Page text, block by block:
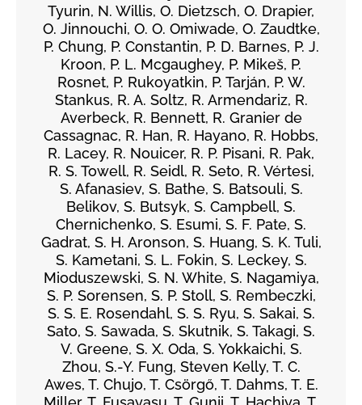
Tyurin, N. Willis, O. Dietzsch, O. Drapier,
O. Jinnouchi, O. O. Omiwade, O. Zaudtke,
P. Chung, P. Constantin, P. D. Barnes, P. J.
Kroon, P. L. Mcgaughey, P. Mikeš, P.
Rosnet, P. Rukoyatkin, P. Tarján, P. W.
Stankus, R. A. Soltz, R. Armendariz, R.
Averbeck, R. Bennett, R. Granier de
Cassagnac, R. Han, R. Hayano, R. Hobbs,
R. Lacey, R. Nouicer, R. P. Pisani, R. Pak,
R. S. Towell, R. Seidl, R. Seto, R. Vértesi,
S. Afanasiev, S. Bathe, S. Batsouli, S.
Belikov, S. Butsyk, S. Campbell, S.
Chernichenko, S. Esumi, S. F. Pate, S.
Gadrat, S. H. Aronson, S. Huang, S. K. Tuli,
S. Kametani, S. L. Fokin, S. Leckey, S.
Mioduszewski, S. N. White, S. Nagamiya,
S. P. Sorensen, S. P. Stoll, S. Rembeczki,
S. S. E. Rosendahl, S. S. Ryu, S. Sakai, S.
Sato, S. Sawada, S. Skutnik, S. Takagi, S.
V. Greene, S. X. Oda, S. Yokkaichi, S.
Zhou, S.-Y. Fung, Steven Kelly, T. C.
Awes, T. Chujo, T. Csörgő, T. Dahms, T. E.